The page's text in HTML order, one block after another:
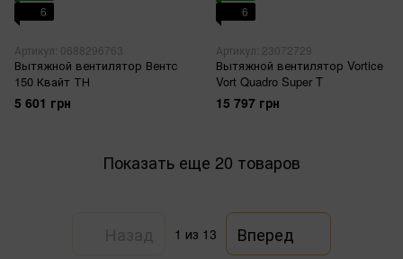
6
Артикул: 0688296763
Вытяжной вентилятор Вентс
150 Квайт ТН
5 601 грн
6
Артикул: 23072729
Вытяжной вентилятор Vortice
Vort Quadro Super T
15 797 грн
Показать еще 20 товаров
1 из 13 Вперед